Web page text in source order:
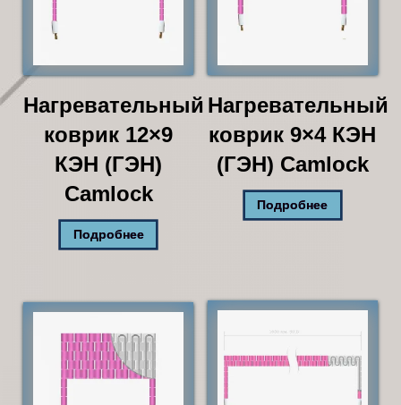
Нагревательный
коврик 12×9
КЭН (ГЭН)
Camlock
Подробнее
Нагревательный
коврик 9×4 КЭН
(ГЭН) Camlock
Подробнее